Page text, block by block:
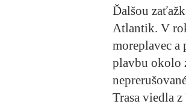
Ďalšou
Atlantik. V
moreplavec
plavbu okolo
Trasa viedla